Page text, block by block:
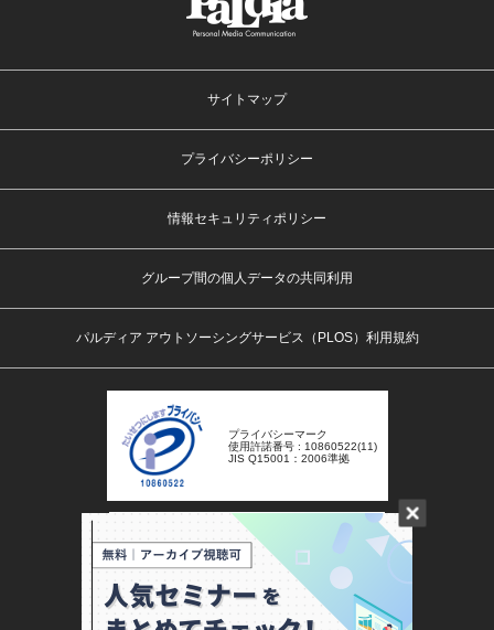
サイトマップ
プライバシーポリシー
情報セキュリティポリシー
グループ間の個人データの共同利用
パルディア アウトソーシングサービス（PLOS）利用規約
プライバシーマーク
使用許諾番号 : 10860522(11)
JIS Q15001：2006準拠